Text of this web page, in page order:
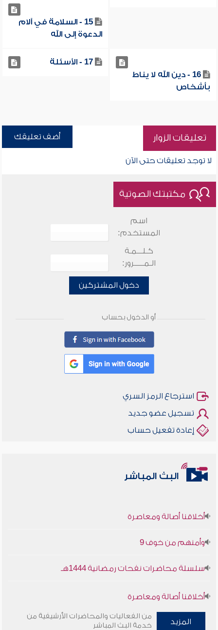
15 - السلامة في آلام
الدعوة إلى الله
16 - دين الله لا يناط
بأشخاص
17 - الأسئلة
تعليقات الزوار أضف تعليقك
لا توجد تعليقات حتى الآن
مكتبتك الصوتية
اسم
المستخدم:
كـلـــمـة
الـمـــــرور:
دخول المشتركين
أو الدخول بحساب
استرجاع الرمز السري
تسجيل عضو جديد
إعادة تفعيل حساب
البث المباشر
أخلاقنا أصالة ومعاصرة
وأمنهم من خوف 9
سلسلة محاضرات نفحات رمضانية 1444هـ
أخلاقنا أصالة ومعاصرة
وأمنهم من خوف 9
المزيد
من الفعاليات والمحاضرات الأرشيفية من
خدمة البث المباشر